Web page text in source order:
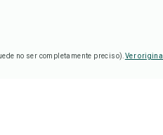
no ser completamente preciso). Ver original